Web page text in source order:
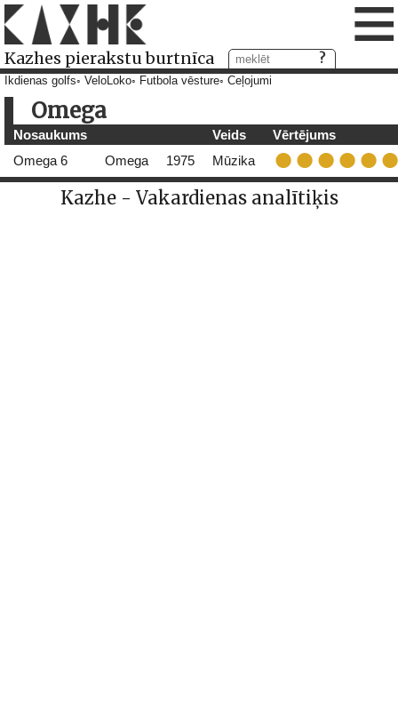
Kazhes pierakstu burtnīca ≡
Ikdienas golfs VeloLoko Futbola vēsture Ceļojumi
Omega
Nosaukums Veids
Vērtējums
Omega 6
Omega 1975 Mūzika
Kazhe - Vakardienas analītiķis